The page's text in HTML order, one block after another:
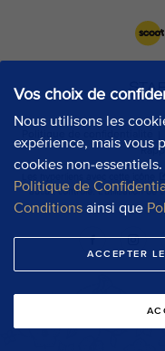
Vos choix de
Nous utilisons les
expérience, mais vous
cookies non-
Politique de
Conditions ainsi que
ACCEPTER